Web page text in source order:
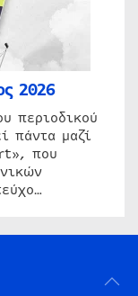
2026
περιοδικού
πάντα μαζί
που